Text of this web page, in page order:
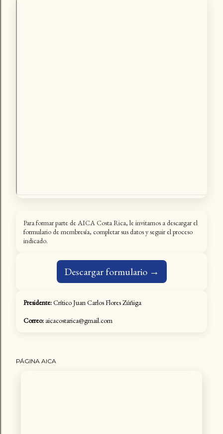
Para formar parte de AICA Costa Rica, le invitamos a descargar el
formulario de membresía, completar sus datos y seguir el proceso
indicado.
Descargar formulario →
Presidente:Crítico Juan Carlos Flores Zúñiga
Correo: aicacostarica@gmail.com
PÁGINA AICA